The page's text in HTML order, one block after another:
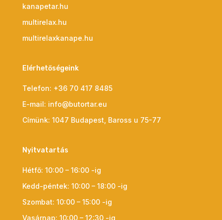
kanapetar.hu
multirelax.hu
multirelaxkanape.hu
Elérhetőségeink
Telefon: +36 70 417 8485
E-mail: info@butortar.eu
Címünk: 1047 Budapest, Baross u 75-77
Nyitvatartás
Hétfő: 10:00 – 16:00 -ig
Kedd-péntek: 10:00 – 18:00 -ig
Szombat: 10:00 – 15:00 -ig
Vasárnap: 10:00 – 12:30 -ig